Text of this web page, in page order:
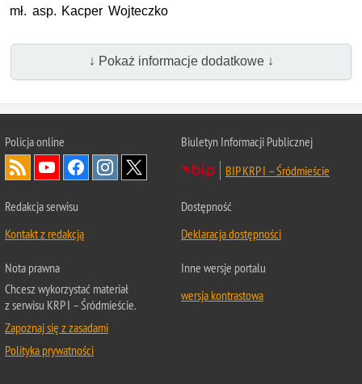
mł. asp. Kacper Wojteczko
↓ Pokaż informacje dodatkowe ↓
Policja online
Biuletyn Informacji Publicznej
BIP KRP I – Śródmieście
Redakcja serwisu
Kontakt z redakcją
Dostępność
Deklaracja dostępności
Nota prawna
Chcesz wykorzystać materiał
z serwisu KRP I – Śródmieście.
Zapoznaj się z zasadami
Polityka prywatności
Inne wersje portalu
wersja kontrastowa